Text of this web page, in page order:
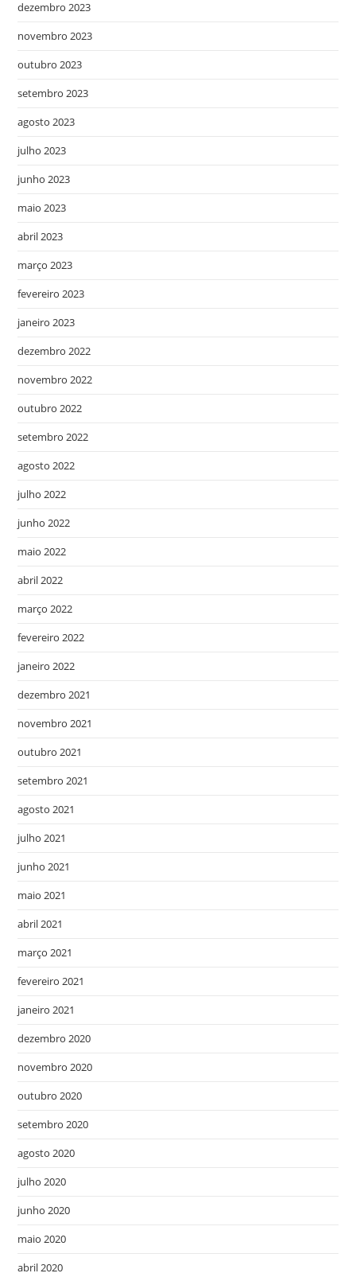
dezembro 2023
novembro 2023
outubro 2023
setembro 2023
agosto 2023
julho 2023
junho 2023
maio 2023
abril 2023
março 2023
fevereiro 2023
janeiro 2023
dezembro 2022
novembro 2022
outubro 2022
setembro 2022
agosto 2022
julho 2022
junho 2022
maio 2022
abril 2022
março 2022
fevereiro 2022
janeiro 2022
dezembro 2021
novembro 2021
outubro 2021
setembro 2021
agosto 2021
julho 2021
junho 2021
maio 2021
abril 2021
março 2021
fevereiro 2021
janeiro 2021
dezembro 2020
novembro 2020
outubro 2020
setembro 2020
agosto 2020
julho 2020
junho 2020
maio 2020
abril 2020